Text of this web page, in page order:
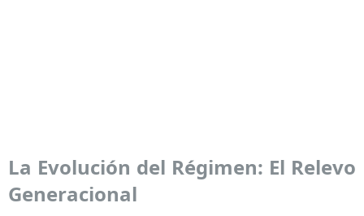
La Evolución del Régimen: El Relevo
Generacional